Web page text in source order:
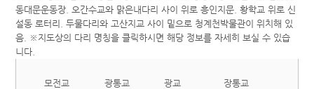
모전교 광통교 광교
장통교